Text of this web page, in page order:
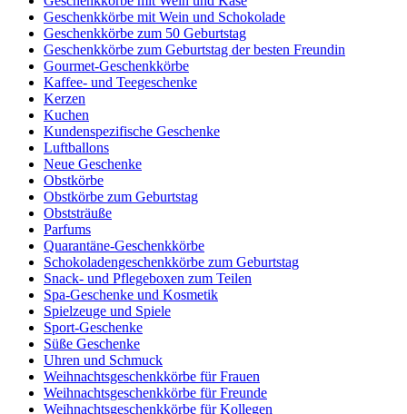
Geschenkkörbe mit Wein und Schokolade
Geschenkkörbe zum 50 Geburtstag
Geschenkkörbe zum Geburtstag der besten Freundin
Gourmet-Geschenkkörbe
Kaffee- und Teegeschenke
Kerzen
Kuchen
Kundenspezifische Geschenke
Luftballons
Neue Geschenke
Obstkörbe
Obstkörbe zum Geburtstag
Obststräuße
Parfums
Quarantäne-Geschenkkörbe
Schokoladengeschenkkörbe zum Geburtstag
Snack- und Pflegeboxen zum Teilen
Spa-Geschenke und Kosmetik
Spielzeuge und Spiele
Sport-Geschenke
Süße Geschenke
Uhren und Schmuck
Weihnachtsgeschenkkörbe für Frauen
Weihnachtsgeschenkkörbe für Freunde
Weihnachtsgeschenkkörbe für Kollegen